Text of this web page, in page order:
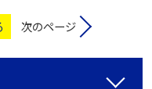
次のページ